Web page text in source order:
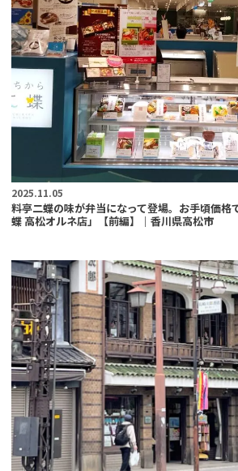
2025.11.05
料亭二蝶の味が弁当になって登場。お手頃価格
蝶 高松オルネ店」【前編】｜香川県高松市